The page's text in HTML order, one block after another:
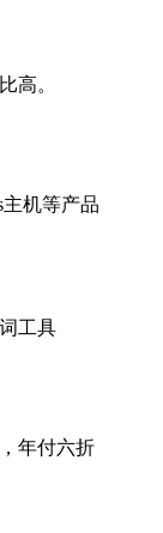
高。
主机等产品
工具
年付六折